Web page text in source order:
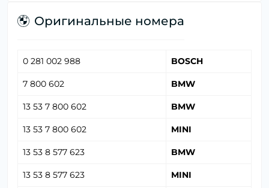
Оригинальные номера
0 281 002 988 BOSCH
7 800 602 BMW
13 53 7 800 602 BMW
13 53 7 800 602 MINI
13 53 8 577 623 BMW
13 53 8 577 623 MINI